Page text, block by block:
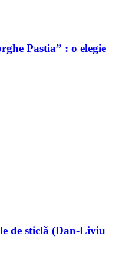
Pastia” : o elegie
de sticlă (Dan-Liviu